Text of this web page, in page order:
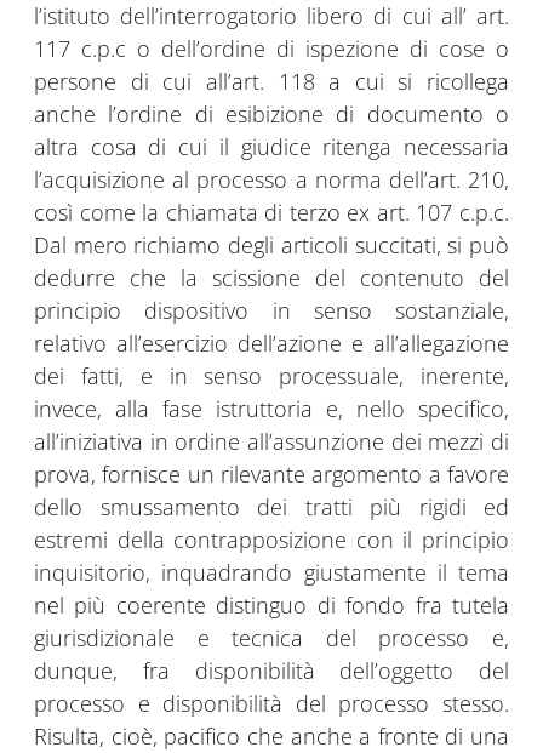
l’istituto dell’interrogatorio libero di cui all’ art.
117 c.p.c o dell’ordine di ispezione di cose o
persone di cui all’art. 118 a cui si ricollega
anche l’ordine di esibizione di documento o
altra cosa di cui il giudice ritenga necessaria
l’acquisizione al processo a norma dell’art. 210,
così come la chiamata di terzo ex art. 107 c.p.c.
Dal mero richiamo degli articoli succitati, si può
dedurre che la scissione del contenuto del
principio dispositivo in senso sostanziale,
relativo all’esercizio dell’azione e all’allegazione
dei fatti, e in senso processuale, inerente,
invece, alla fase istruttoria e, nello specifico,
all’iniziativa in ordine all’assunzione dei mezzi di
prova, fornisce un rilevante argomento a favore
dello smussamento dei tratti più rigidi ed
estremi della contrapposizione con il principio
inquisitorio, inquadrando giustamente il tema
nel più coerente distinguo di fondo fra tutela
giurisdizionale e tecnica del processo e,
dunque, fra disponibilità dell’oggetto del
processo e disponibilità del processo stesso.
Risulta, cioè, pacifico che anche a fronte di una